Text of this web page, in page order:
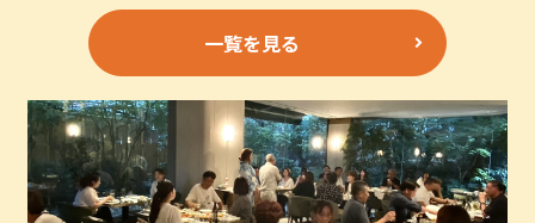
一覧を見る